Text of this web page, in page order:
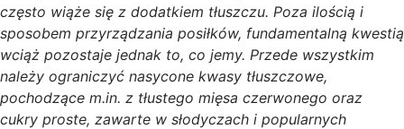
często wiąże się z dodatkiem tłuszczu. Poza ilością i
sposobem przyrządzania posiłków, fundamentalną kwestią
wciąż pozostaje jednak to, co jemy. Przede wszystkim
należy ograniczyć nasycone kwasy tłuszczowe,
pochodzące m.in. z tłustego mięsa czerwonego oraz
cukry proste, zawarte w słodyczach i popularnych